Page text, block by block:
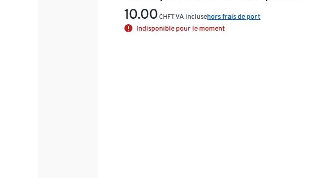
10.00 CHFTVA inclusehors frais de port
Indisponible pour le moment